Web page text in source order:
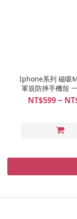
Iphone系列 磁吸
軍規防摔手機殼
NT$599 ~